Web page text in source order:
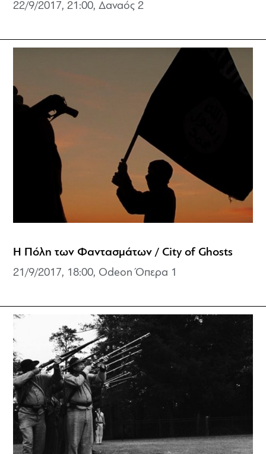
22/9/2017, 21:00,Δαναός 2
Η Πόλη των Φαντασμάτων / City of Ghosts
21/9/2017, 18:00, Odeon Όπερα 1